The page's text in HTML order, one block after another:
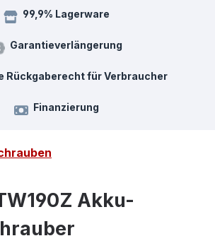
99,9% Lagerware
Garantieverlängerung
Rückgaberecht für Verbraucher
Finanzierung
Akku-